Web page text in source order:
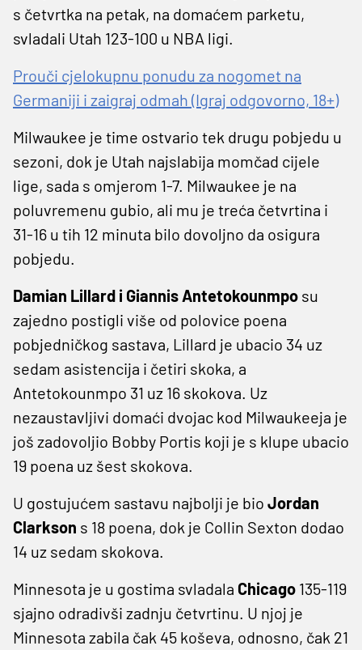
s četvrtka na petak, na domaćem parketu,
svladali Utah 123-100 u NBA ligi.
Prouči cjelokupnu ponudu za nogomet na
Germaniji i zaigraj odmah (Igraj odgovorno, 18+)
Milwaukee je time ostvario tek drugu pobjedu u
sezoni, dok je Utah najslabija momčad cijele
lige, sada s omjerom 1-7. Milwaukee je na
poluvremenu gubio, ali mu je treća četvrtina i
31-16 u tih 12 minuta bilo dovoljno da osigura
pobjedu.
Damian Lillard i Giannis Antetokounmpo su
zajedno postigli više od polovice poena
pobjedničkog sastava, Lillard je ubacio 34 uz
sedam asistencija i četiri skoka, a
Antetokounmpo 31 uz 16 skokova. Uz
nezaustavljivi domaći dvojac kod Milwaukeeja je
još zadovoljio Bobby Portis koji je s klupe ubacio
19 poena uz šest skokova.
U gostujućem sastavu najbolji je bio Jordan
Clarkson s 18 poena, dok je Collin Sexton dodao
14 uz sedam skokova.
Minnesota je u gostima svladala Chicago 135-119
sjajno odradivši zadnju četvrtinu. U njoj je
Minnesota zabila čak 45 koševa, odnosno, čak 21